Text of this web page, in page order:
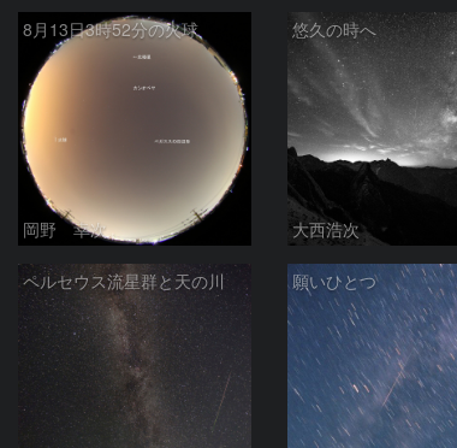
8月13日3時52分の火球
岡野 幸次
悠久の時へ
大西浩次
ペルセウス流星群と天の川 願いひとつ